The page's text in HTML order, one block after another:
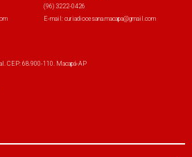
(96) 3222-0426
E-mail: curiadiocesana.macapa@gmail.com
CEP: 68.900-110. Macapá-AP